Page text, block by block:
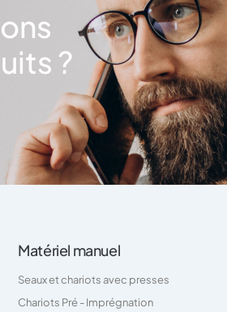
?
Matériel manuel
Seaux et chariots avec presses
Chariots Pré - Imprégnation